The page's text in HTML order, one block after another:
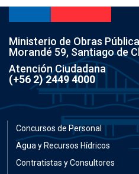
Ministerio de Obras
Morandé 59, Santiago de
Atención Ciudadana
(+56 2) 2449 4000
Concursos de Personal
Agua y Recursos Hídricos
Contratistas y Consultores